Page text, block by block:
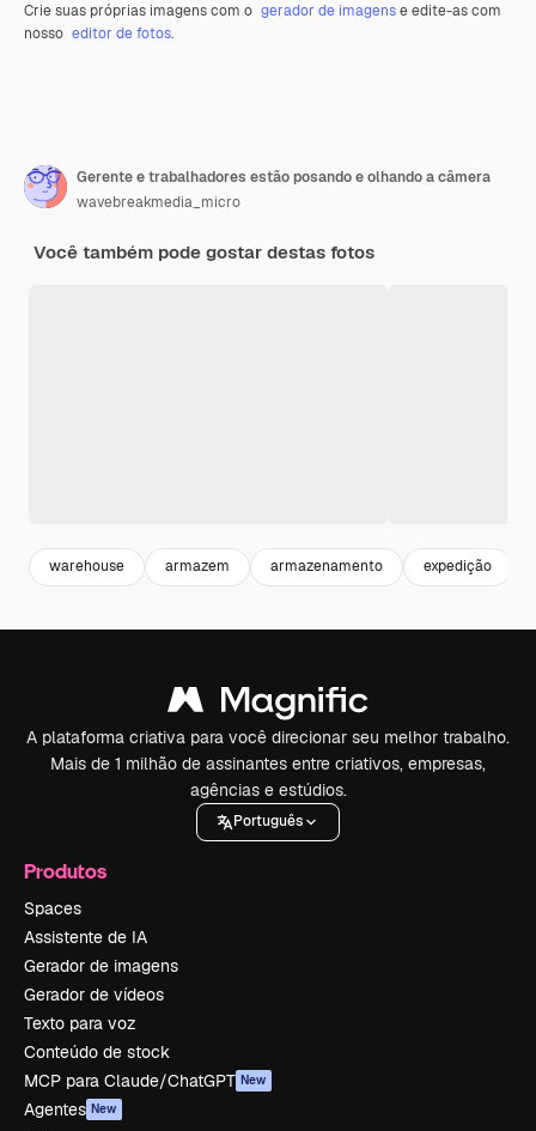
Crie suas próprias imagens com o gerador de imagense edite-as com
nosso editor de fotos.
Gerente e trabalhadores estão posando e olhando a câmera
wavebreakmedia_micro
Você também pode gostar destas fotos
warehouse armazem armazenamento expedição
A plataforma criativa para você direcionar seu melhor trabalho.
Mais de 1 milhão de assinantes entre criativos, empresas,
agências e estúdios.
Português
Produtos
Spaces
Assistente de IA
Gerador de imagens
Gerador de vídeos
Texto para voz
Conteúdo de stock
MCP para Claude/ChatGPT New
Agentes New